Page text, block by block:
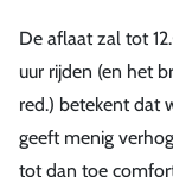
De aflaat zal tot
uur rijden (en het
red.) betekent dat
geeft menig
tot dan toe